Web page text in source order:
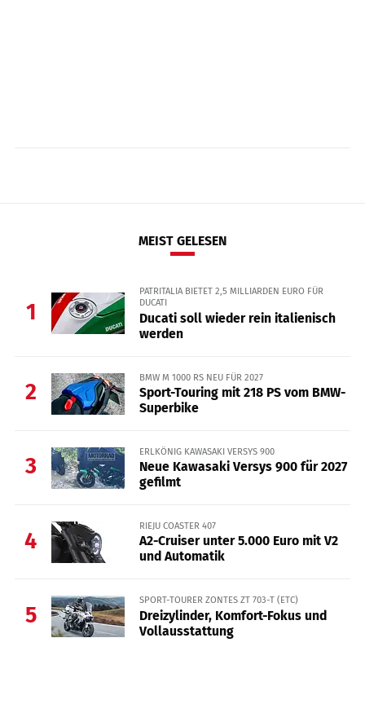
MEIST GELESEN
1
PATRITALIA BIETET 2,5 MILLIARDEN EURO FÜR
DUCATI
Ducati soll wieder rein italienisch
werden
2
BMW M 1000 RS NEU FÜR 2027
Sport-Touring mit 218 PS vom BMW-
Superbike
3
ERLKÖNIG KAWASAKI VERSYS 900
Neue Kawasaki Versys 900 für 2027
gefilmt
4
RIEJU COASTER 407
A2-Cruiser unter 5.000 Euro mit V2
und Automatik
5
SPORT-TOURER ZONTES ZT 703-T (ETC)
Dreizylinder, Komfort-Fokus und
Vollausstattung